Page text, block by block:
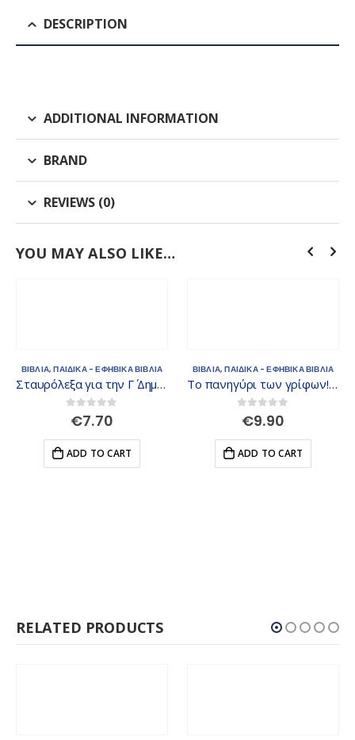
DESCRIPTION
ADDITIONAL INFORMATION
BRAND
REVIEWS (0)
YOU MAY ALSO LIKE…
ΒΙΒΛΙΑ,ΠΑΙΔΙΚΑ - ΕΦΗΒΙΚΑ ΒΙΒΛΙΑ
Σταυρόλεξα για την Γ΄ Δημοτικού
out of 5
€7.70
ADD TO CART
ΒΙΒΛΙΑ,ΠΑΙΔΙΚΑ - ΕΦΗΒΙΚΑ ΒΙΒΛΙΑ
Το πανηγύρι των γρίφων! Από τη Γ΄ στη Δ΄ Δημοτικού
out of 5
€9.90
ADD TO CART
RELATED PRODUCTS